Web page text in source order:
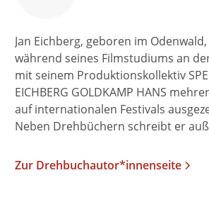
Jan Eichberg, geboren im
während seines Filmstudiums an
mit seinem Produktionskollektiv
EICHBERG GOLDKAMP HANS
auf internationalen Festivals
Neben Drehbüchern schreibt er auß
Zur Drehbuchautor*innenseite